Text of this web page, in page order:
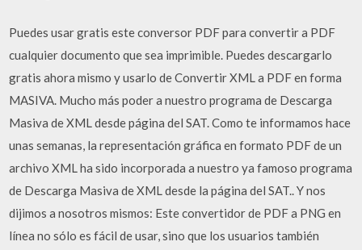
Puedes usar gratis este conversor PDF para convertir a PDF
cualquier documento que sea imprimible. Puedes descargarlo
gratis ahora mismo y usarlo de Convertir XML a PDF en forma
MASIVA. Mucho más poder a nuestro programa de Descarga
Masiva de XML desde página del SAT. Como te informamos hace
unas semanas, la representación gráfica en formato PDF de un
archivo XML ha sido incorporada a nuestro ya famoso programa
de Descarga Masiva de XML desde la página del SAT.. Y nos
dijimos a nosotros mismos: Este convertidor de PDF a PNG en
línea no sólo es fácil de usar, sino que los usuarios también